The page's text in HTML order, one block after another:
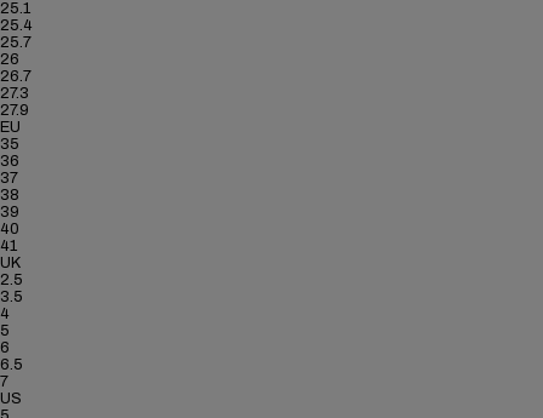
25.1
25.4
25.7
26
26.7
27.3
27.9
EU
35
36
37
38
39
40
41
UK
2.5
3.5
4
5
6
6.5
7
US